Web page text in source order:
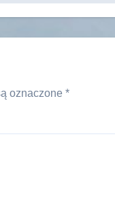
oznaczone *